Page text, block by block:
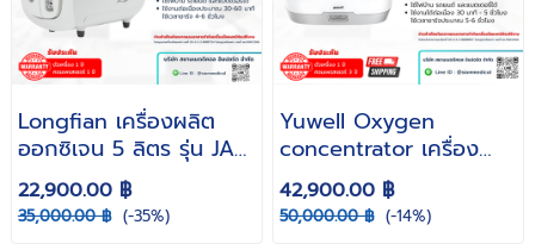
Longfian เครื่องผลิต
ออกซิเจน 5 ลิตร รุ่น JAY
1 แบบพกพา รับประกัน
ศูนย์ 1 ปี พร้อม Battery
( รวมตัวแปลงไฟ )
22,900.00 ฿
35,000.00 ฿ (-35%)
Yuwell Oxygen
concentrator เครื่อง
ผลิตออกซิเจน แบบพกพา
3 ลิตร รุ่น Spirit-3 ( รับ
ประกันศูนย์ไทย )
42,900.00 ฿
50,000.00 ฿ (-14%)